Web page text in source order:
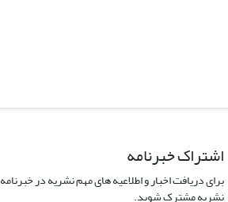
اشتراک خبرنامه
برای دریافت اخبار و اطلاعیه های مهم نشریه در خبرنامه
نشریه مشترک شوید.